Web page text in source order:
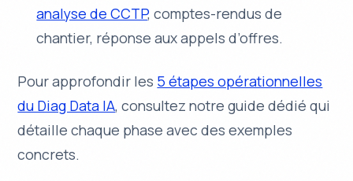
analyse de CCTP, comptes-rendus de
chantier, réponse aux appels d’offres.
Pour approfondir les 5 étapes opérationnelles
du Diag Data IA, consultez notre guide dédié qui
détaille chaque phase avec des exemples
concrets.